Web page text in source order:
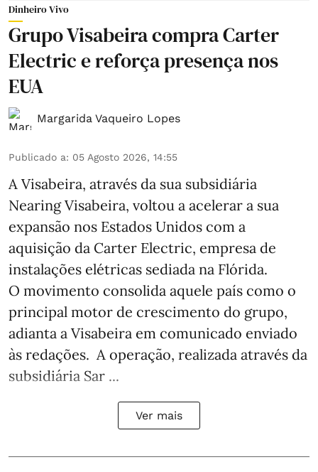
Dinheiro Vivo
Grupo Visabeira compra Carter
Electric e reforça presença nos
EUA
Margarida Vaqueiro Lopes
Publicado a: 05 Agosto 2026, 14:55
A Visabeira, através da sua subsidiária
Nearing Visabeira, voltou a acelerar a sua
expansão nos Estados Unidos com a
aquisição da Carter Electric, empresa de
instalações elétricas sediada na Flórida.
O movimento consolida aquele país como o
principal motor de crescimento do grupo,
adianta a Visabeira em comunicado enviado
às redações. A operação, realizada através da
subsidiária Sar ...
Ver mais